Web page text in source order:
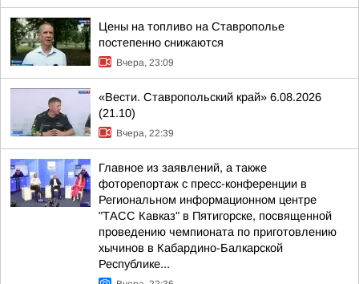
Цены на топливо на Ставрополье
постепенно снижаются
Вчера, 23:09
«Вести. Ставропольский край» 6.08.2026
(21.10)
Вчера, 22:39
Главное из заявлений, а также
фоторепортаж с пресс-конференции в
Региональном информационном центре
"ТАСС Кавказ" в Пятигорске, посвященной
проведению чемпионата по приготовлению
хычинов в Кабардино-Балкарской
Республике...